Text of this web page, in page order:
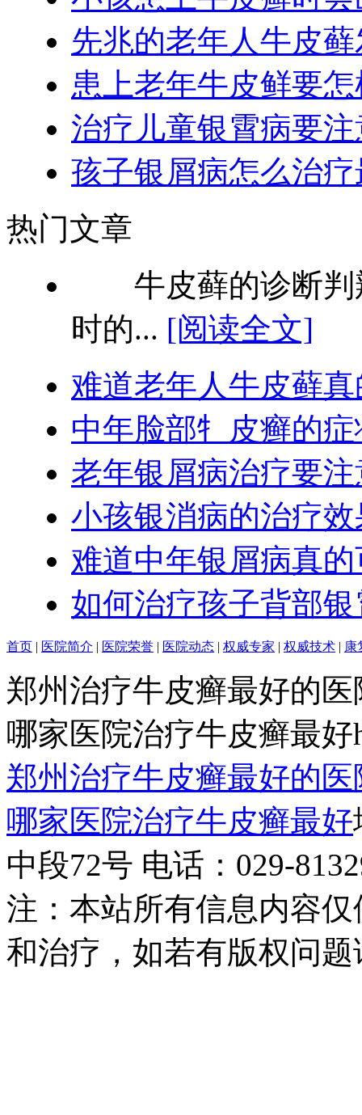
先兆的老年人牛皮
患上老年牛皮鲜要
治疗儿童银霄病要
孩子银屑病怎么治
热门文章
牛皮藓的诊断判
时的... [阅读全文]
难道老年人牛皮藓
中年脸部牜皮癣的症
老年银屑病治疗要
小孩银消病的治疗
难道中年银屑病真
如何治疗孩子背部
首页 | 医院简介 | 医院荣誉 | 医院动态 | 权威专家 | 权威技术 | 康
郑州治疗牛皮癣最好的
哪家医院治疗牛皮癣最好
郑州治疗牛皮癣最好的
哪家医院治疗牛皮癣最好
中段72号 电话：029-
注：本站所有信息内容
和治疗，如若有版权问